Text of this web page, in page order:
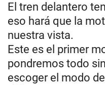
El tren delantero
eso hará que la
nuestra vista.
Este es el primer
pondremos todo
escoger el modo